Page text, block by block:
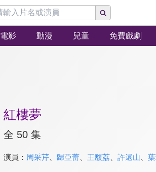
電影 動漫 兒童 免費戲劇
紅樓夢
全 50 集
演員： 周采芹、 歸亞蕾、 王馥荔、 許還山